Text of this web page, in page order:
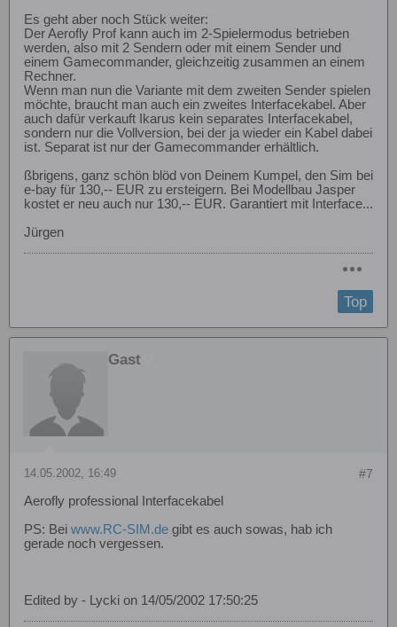
Es geht aber noch Stück weiter:
Der Aerofly Prof kann auch im 2-Spielermodus betrieben
werden, also mit 2 Sendern oder mit einem Sender und
einem Gamecommander, gleichzeitig zusammen an einem
Rechner.
Wenn man nun die Variante mit dem zweiten Sender spielen
möchte, braucht man auch ein zweites Interfacekabel. Aber
auch dafür verkauft Ikarus kein separates Interfacekabel,
sondern nur die Vollversion, bei der ja wieder ein Kabel dabei
ist. Separat ist nur der Gamecommander erhältlich.
ßbrigens, ganz schön blöd von Deinem Kumpel, den Sim bei
e-bay für 130,-- EUR zu ersteigern. Bei Modellbau Jasper
kostet er neu auch nur 130,-- EUR. Garantiert mit Interface...
Jürgen
Top
Gast
#7
14.05.2002, 16:49
Aerofly professional Interfacekabel
PS: Bei www.RC-SIM.de gibt es auch sowas, hab ich
gerade noch vergessen.
Edited by - Lycki on 14/05/2002 17:50:25